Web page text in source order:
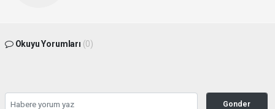
Okuyu Yorumları (0)
Gonder